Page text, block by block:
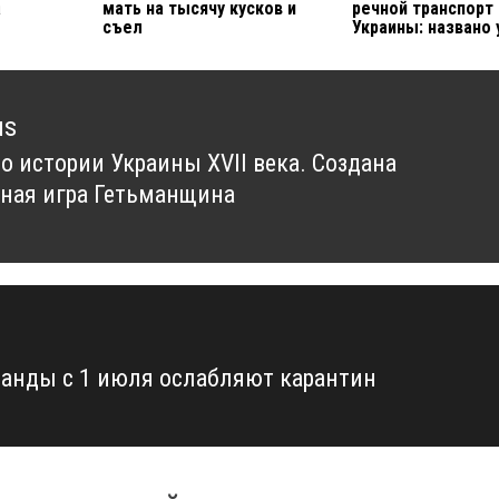
мать на тысячу кусков и
съел
речной транспорт
Украины: названо
истории Украины XVII века. Создана
игра Гетьманщина
с 1 июля ослабляют карантин